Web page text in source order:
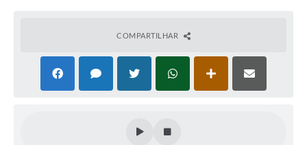
COMPARTILHAR